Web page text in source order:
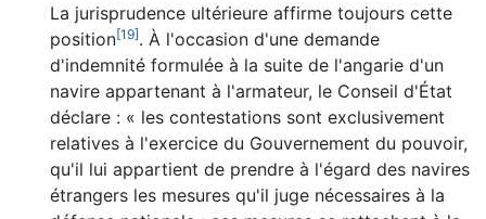
La jurisprudence ultérieure affirme toujours cette
position[19]. À l'occasion d'une demande
d'indemnité formulée à la suite de l'angarie d'un
navire appartenant à l'armateur, le Conseil d'État
déclare : « les contestations sont exclusivement
relatives à l'exercice du Gouvernement du pouvoir,
qu'il lui appartient de prendre à l'égard des navires
étrangers les mesures qu'il juge nécessaires à la